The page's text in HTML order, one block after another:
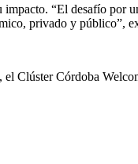
“El desafío por
privado y público”,
Clúster Córdoba